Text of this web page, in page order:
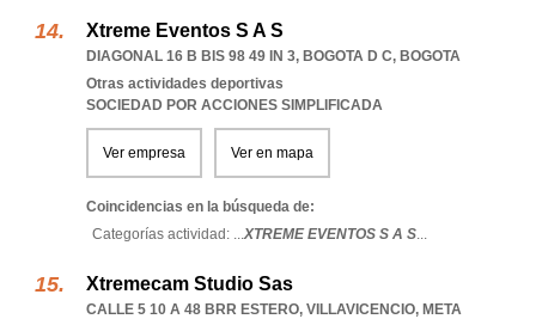
Xtreme Eventos S A S
DIAGONAL 16 B BIS 98 49 IN 3, BOGOTA D C, BOGOTA
Otras actividades deportivas
SOCIEDAD POR ACCIONES SIMPLIFICADA
Ver empresa Ver en mapa
Coincidencias en la búsqueda de:
Categorías actividad: ...XTREME EVENTOS S A S...
Xtremecam Studio Sas
CALLE 5 10 A 48 BRR ESTERO, VILLAVICENCIO, META